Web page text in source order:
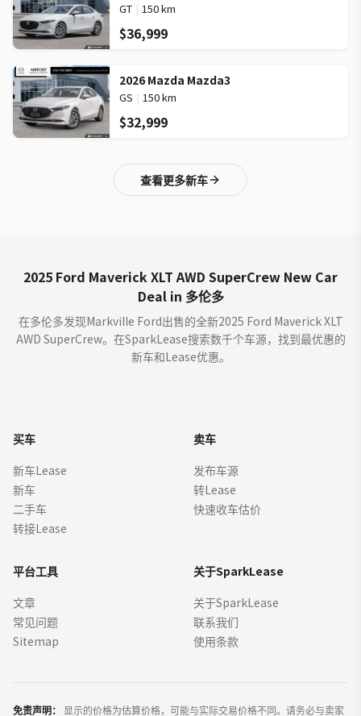
GT | 150 km
$36,999
2026 Mazda Mazda3
GS | 150 km
$32,999
查看更多新车
2025 Ford Maverick XLT AWD SuperCrew New Car
Deal in 多伦多
在多伦多发现Markville Ford出售的全新2025 Ford Maverick XLT
AWD SuperCrew。在SparkLease搜索数千个车源，找到最优惠的
新车和Lease优惠。
买车
新车Lease
新车
二手车
转接Lease
卖车
发布车源
转Lease
快速收车估价
平台工具
文章
常见问题
Sitemap
关于SparkLease
关于SparkLease
联系我们
使用条款
免责声明： 显示的价格为估算价格，可能与实际交易价格不同。请务必与卖家